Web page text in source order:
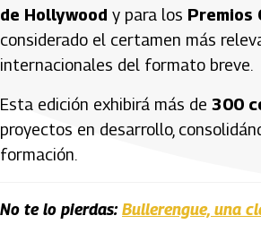
de Hollywood y para los Premios
considerado el certamen más
internacionales del formato breve.
Esta edición exhibirá más de 300
proyectos en desarrollo,
formación.
No te lo pierdas: Bullerengue, una